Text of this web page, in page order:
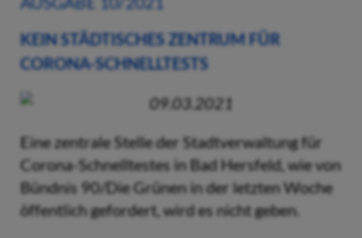
KEIN STÄDTISCHES ZENTRUM FÜR
CORONA-SCHNELLTESTS
09.03.2021
Eine zentrale Stelle der Stadtverwaltung für
Corona-Schnelltestes in Bad Hersfeld, wie von
Bündnis 90/Die Grünen in der letzten Woche
öffentlich gefordert, wird es nicht geben.